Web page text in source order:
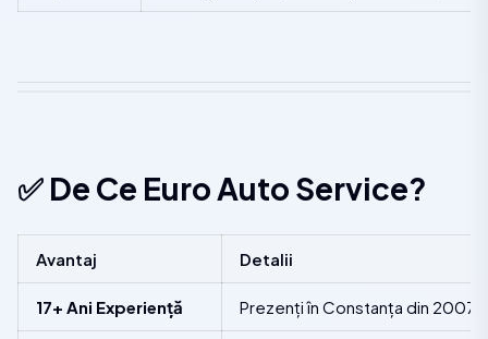
✅ De Ce Euro Auto Service?
Avantaj Detalii
17+ Ani Experiență Prezenți în Constanța din 2007